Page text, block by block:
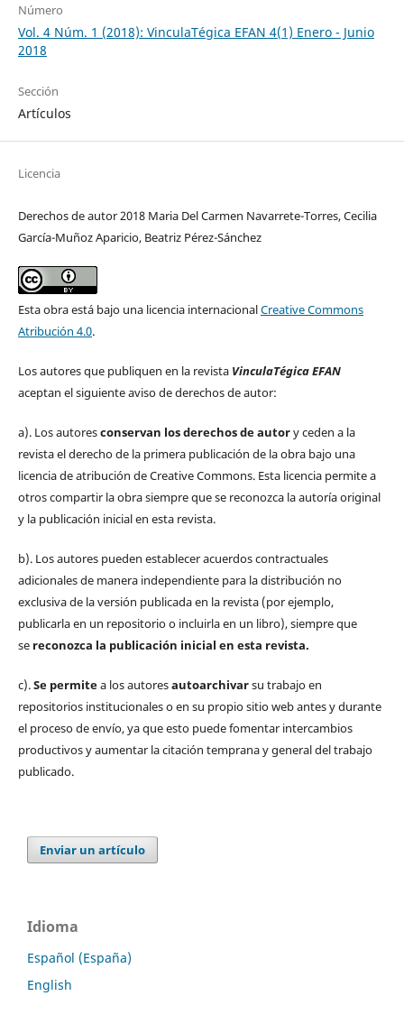
Número
Vol. 4 Núm. 1 (2018): VinculaTégica EFAN 4(1) Enero - Junio
2018
Sección
Artículos
Licencia
Derechos de autor 2018 Maria Del Carmen Navarrete-Torres, Cecilia
García-Muñoz Aparicio, Beatriz Pérez-Sánchez
Esta obra está bajo una licencia internacionalCreative Commons
Atribución 4.0.
Los autores que publiquen en la revista VinculaTégica EFAN
aceptan el siguiente aviso de derechos de autor:
a). Los autoresconservan los derechos de autory ceden a la
revista el derecho de la primera publicación de la obra bajo una
licencia de atribución de Creative Commons. Esta licencia permite a
otros compartir la obra siempre que se reconozca la autoría original
y la publicación inicial en esta revista.
b). Los autores pueden establecer acuerdos contractuales
adicionales de manera independiente para la distribución no
exclusiva de la versión publicada en la revista (por ejemplo,
publicarla en un repositorio o incluirla en un libro), siempre que
sereconozca la publicación inicial en esta revista.
c).Se permitea los autoresautoarchivarsu trabajo en
repositorios institucionales o en su propio sitio web antes y durante
el proceso de envío, ya que esto puede fomentar intercambios
productivos y aumentar la citación temprana y general del trabajo
publicado.
Enviar un artículo
Idioma
Español (España)
English